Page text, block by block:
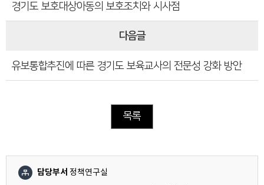
경기도 보호대상아동의 보호조치와 시사점
다음글
유보통합추진에 따른 경기도 보육교사의 전문성 강화 방안
목록
담당부서 정책연구실